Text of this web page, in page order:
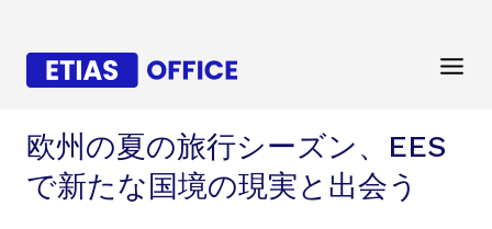
欧州の夏の旅行シーズン、EES
で新たな国境の現実と出会う